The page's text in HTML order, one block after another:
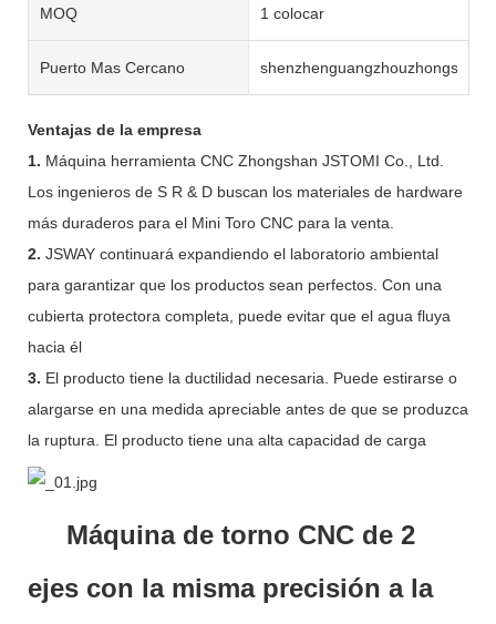
MOQ 1 colocar
Puerto Mas Cercano shenzhenguangzhouzhongshan
Ventajas de la empresa
1. Máquina herramienta CNC Zhongshan JSTOMI Co., Ltd.
Los ingenieros de S R & D buscan los materiales de hardware
más duraderos para el Mini Toro CNC para la venta.
2. JSWAY continuará expandiendo el laboratorio ambiental
para garantizar que los productos sean perfectos. Con una
cubierta protectora completa, puede evitar que el agua fluya
hacia él
3. El producto tiene la ductilidad necesaria. Puede estirarse o
alargarse en una medida apreciable antes de que se produzca
la ruptura. El producto tiene una alta capacidad de carga
Máquina de torno CNC de 2
ejes con la misma precisión a la